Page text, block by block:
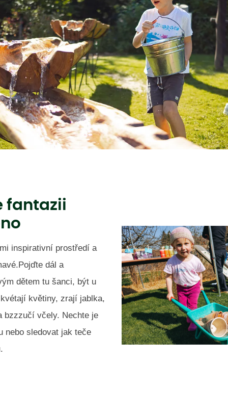
fantazii
inspirativní prostředí a
dál a
dětem tu šanci, být u
květiny, zrají jablka,
bzzzučí včely. Nechte je
nebo sledovat jak teče